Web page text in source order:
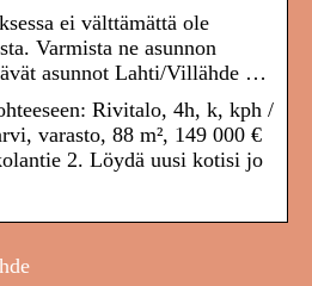
ei välttämättä ole
Varmista ne asunnon
asunnot Lahti/Villähde …
Rivitalo, 4h, k, kph /
varasto, 88 m², 149 000 €
2. Löydä uusi kotisi jo